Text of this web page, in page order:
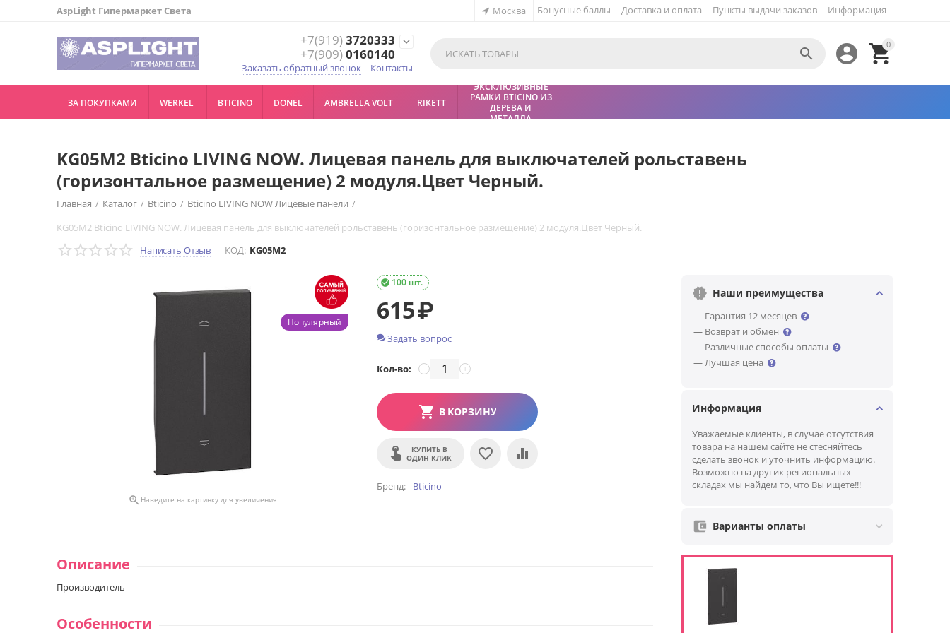
AspLight Гипермаркет Света Бонусные баллы Доставка и оплата Пункты выдачи заказов Информация
Москва
+7(919)3720333
+7(909)0160140
expand_more
Заказать обратный звонок Контакты
0



ЗА ПОКУПКАМИ WERKEL BTICINO DONEL AMBRELLA VOLT RIKETT
ЭКСКЛЮЗИВНЫЕ
РАМКИ BTICINO ИЗ
ДЕРЕВА И
МЕТАЛЛА
KG05M2 Bticino LIVING NOW. Лицевая панель для выключателей рольставень
(горизонтальное размещение) 2 модуля.Цвет Черный.
Главная / Каталог / Bticino / Bticino LIVING NOW Лицевые панели /
KG05M2 Bticino LIVING NOW. Лицевая панель для выключателей рольставень (горизонтальное размещение) 2 модуля.Цвет Черный.
Написать Отзыв
КОД: KG05M2
Популярный
 Наведите на картинку для увеличения
100 шт.

615₽
Задать вопрос
Кол-во: +
−
В КОРЗИНУ
КУПИТЬ В
ОДИН КЛИК
Бренд Bticino
Наши преимущества
— Гарантия 12 месяцев
— Возврат и обмен
— Различные способы оплаты
— Лучшая цена
Информация
Уважаемые клиенты, в случае отсутствия
товара на нашем сайте не стесняйтесь
сделать звонок и уточнить информацию.
Возможно на других региональных
складах мы найдем то, что Вы ищете!!!
Варианты оплаты
Описание
Производитель
Особенности